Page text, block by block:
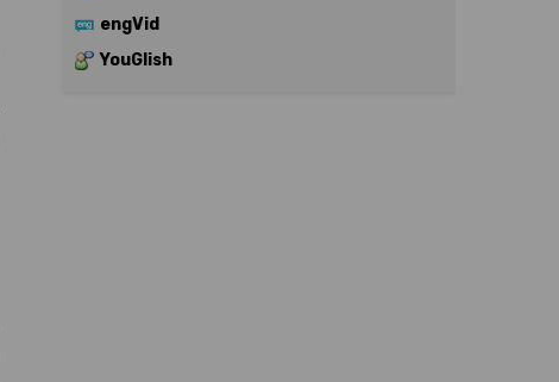
engVid
YouGlish